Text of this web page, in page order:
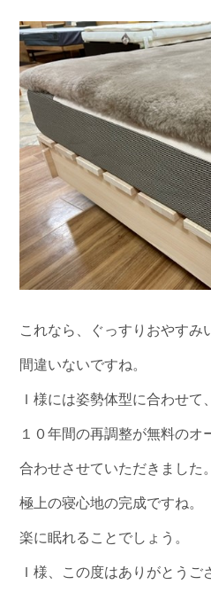
これなら、ぐっすりおやすみ
間違いないですね。
Ｉ様には姿勢体型に合わせて、
１０年間の再調整が無料のオ
合わせさせていただきました。
極上の寝心地の完成ですね。
楽に眠れることでしょう。
Ｉ様、この度はありがとうご